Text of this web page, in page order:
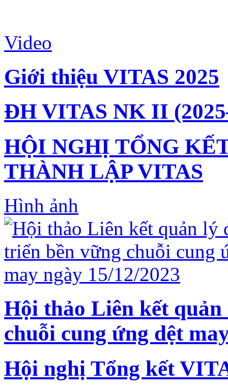
Video
Giới thiệu VITAS 2025
ĐH VITAS NK II
HỘI NGHỊ TỔNG
THÀNH LẬP VITAS
Hình ảnh
Hội thảo Liên kết
chuỗi cung ứng dệt
Hội nghị Tổng kết